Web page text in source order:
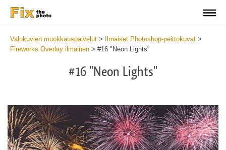
Valokuvien muokkauspalvelut > Ilmaiset Photoshop-peittokuvat >
Fireworks Overlay ilmainen > #16 "Neon Lights"
#16 "Neon Lights"